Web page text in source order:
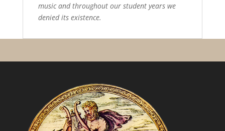
music and throughout our student years we
denied its existence.